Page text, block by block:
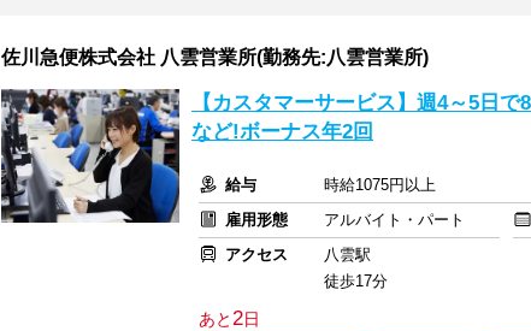
佐川急便株式会社 八雲営業所(勤務先:八雲営業所)
【カスタマーサービス】週4～5日
など!ボーナス年2回
給与
時給1075円以上
雇用形態
アルバイト・パート
アクセス
八雲駅
徒歩17分
あと2日